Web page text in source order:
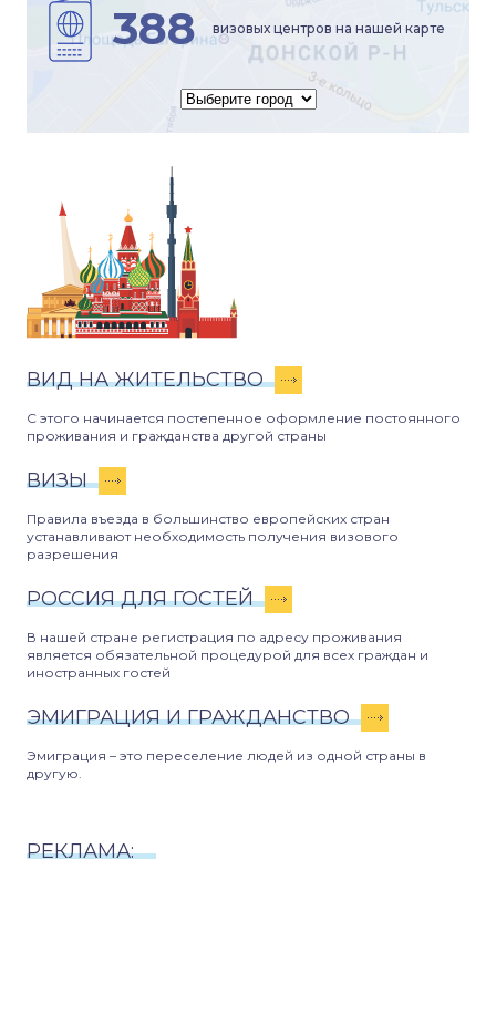
388 визовых центров на нашей карте
ВИД НА ЖИТЕЛЬСТВО
С этого начинается постепенное оформление постоянного
проживания и гражданства другой страны
ВИЗЫ
Правила въезда в большинство европейских стран
устанавливают необходимость получения визового
разрешения
РОССИЯ ДЛЯ ГОСТЕЙ
В нашей стране регистрация по адресу проживания
является обязательной процедурой для всех граждан и
иностранных гостей
ЭМИГРАЦИЯ И ГРАЖДАНСТВО
Эмиграция – это переселение людей из одной страны в
другую.
РЕКЛАМА: